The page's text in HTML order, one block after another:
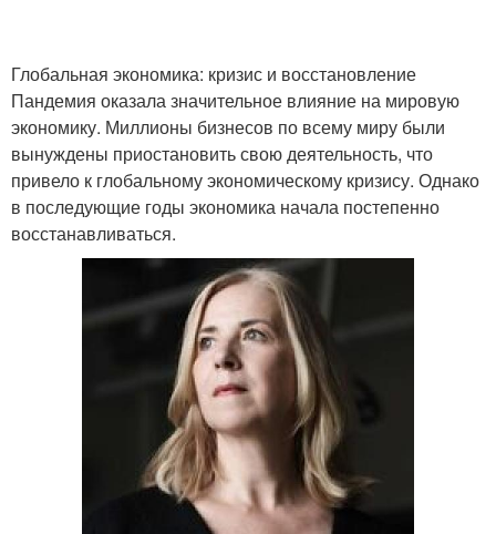
Глобальная экономика: кризис и восстановление
Пандемия оказала значительное влияние на мировую
экономику. Миллионы бизнесов по всему миру были
вынуждены приостановить свою деятельность, что
привело к глобальному экономическому кризису. Однако
в последующие годы экономика начала постепенно
восстанавливаться.